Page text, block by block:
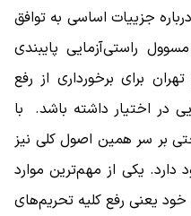
جزییات اساسی به توافق
راستی‌آزمایی پایبندی
برای برخورداری از رفع
در اختیار داشته باشد. با
بر سر همین اصول کلی نیز
یکی از مهم‌ترین موارد
خود یعنی رفع کلیه تحریم‌های